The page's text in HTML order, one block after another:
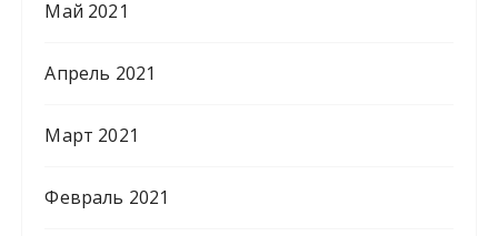
Май 2021
Апрель 2021
Март 2021
Февраль 2021